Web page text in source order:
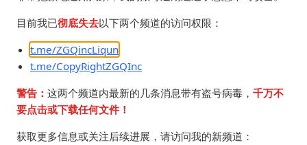
©2024 ZGQ Inc.All rights reserved
目前我已彻底失去以下两个频道的访问权限：
t.me/ZGQincLiqun
t.me/CopyRightZGQInc
警告： 这两个频道内最新的几条消息带有盗号病毒， 千万不
要点击或下载任何文件！
获取更多信息或关注后续进展，请访问我的新频道：